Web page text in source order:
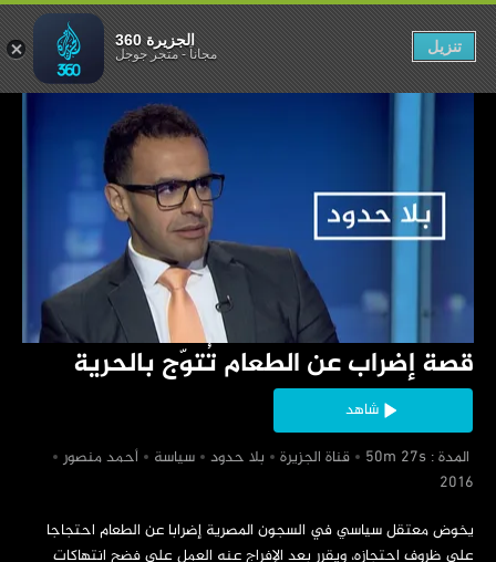
‏قصة إضراب عن الطعام تُتوّج بالحرية
شاهد
‏ المدة : 50m 27s
‏قناة الجزيرة ‏بلا حدود ‏سياسة
‏أحمد منصور
تُتوّج بالحرية
الجزيرة 360
مجاناً-متجر جوجل تنزيل